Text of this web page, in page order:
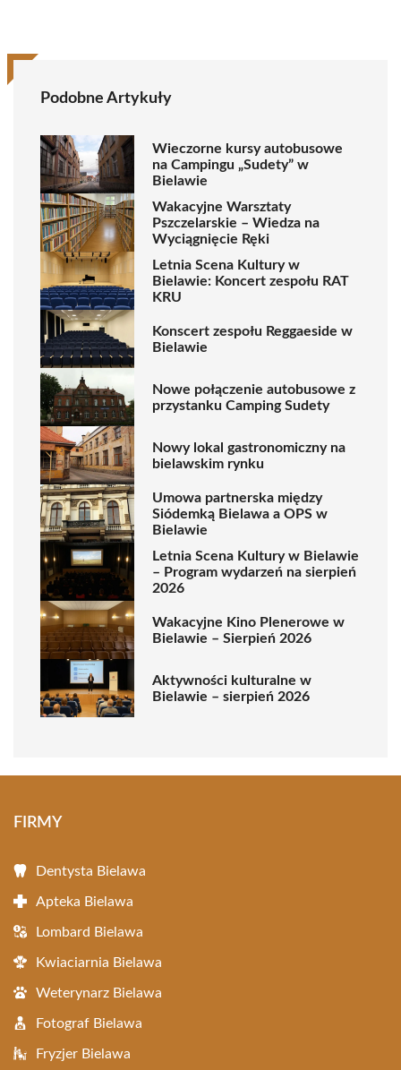
Podobne Artykuły
Wieczorne kursy autobusowe
na Campingu „Sudety” w
Bielawie
Wakacyjne Warsztaty
Pszczelarskie – Wiedza na
Wyciągnięcie Ręki
Letnia Scena Kultury w
Bielawie: Koncert zespołu RAT
KRU
Konscert zespołu Reggaeside w
Bielawie
Nowe połączenie autobusowe z
przystanku Camping Sudety
Nowy lokal gastronomiczny na
bielawskim rynku
Umowa partnerska między
Siódemką Bielawa a OPS w
Bielawie
Letnia Scena Kultury w Bielawie
– Program wydarzeń na sierpień
2026
Wakacyjne Kino Plenerowe w
Bielawie – Sierpień 2026
Aktywności kulturalne w
Bielawie – sierpień 2026
FIRMY
Dentysta Bielawa
Apteka Bielawa
Lombard Bielawa
Kwiaciarnia Bielawa
Weterynarz Bielawa
Fotograf Bielawa
Fryzjer Bielawa